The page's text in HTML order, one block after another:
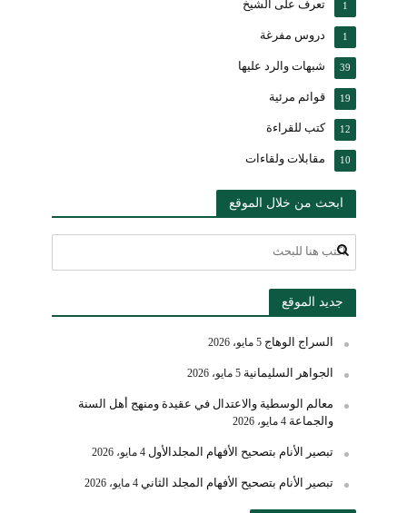
تعرف على الشيخ 1
دروس مفرغة 1
شبهات والرد عليها 39
قوائم مرئية 19
كتب للقراءة 12
مقابلات ولقاءات 10
ابحث من خلال الموقع
جديد الموقع
السراج الوهاج 5 مايو، 2026
الجواهر السليمانية 5 مايو، 2026
معالم الوسطية والاعتدال في عقيدة ومنهج أهل السنة
والجماعة 4 مايو، 2026
تبصير الأنام بتصحيح الأفهام المجلدالأول 4 مايو، 2026
تبصير الأنام بتصحيح الأفهام المجلد الثاني 4 مايو، 2026